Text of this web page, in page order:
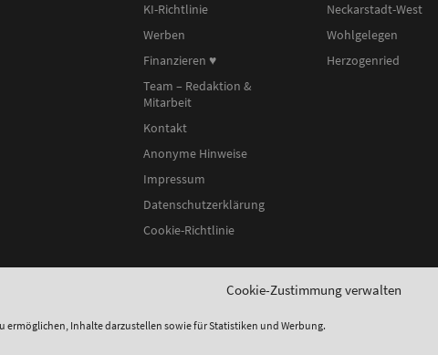
Cookie-Zustimmung verwalten
ermöglichen, Inhalte darzustellen sowie für Statistiken und Werbung.
KI-Richtlinie
Werben
Finanzieren ♥︎
Team – Redaktion &
Mitarbeit
Kontakt
Anonyme Hinweise
Impressum
Datenschutzerklärung
Cookie-Richtlinie
Neckarstadt-West
Wohlgelegen
Herzogenried